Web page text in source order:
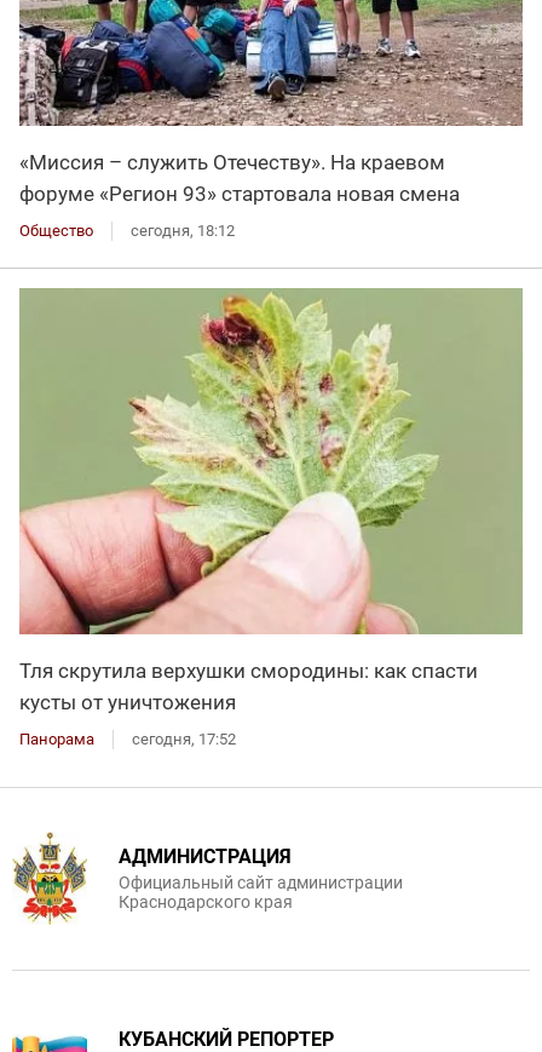
«Миссия – служить Отечеству». На краевом
форуме «Регион 93» стартовала новая смена
Общество сегодня, 18:12
Тля скрутила верхушки смородины: как спасти
кусты от уничтожения
Панорама сегодня, 17:52
АДМИНИСТРАЦИЯ
Официальный сайт администрации
Краснодарского края
КУБАНСКИЙ РЕПОРТЕР